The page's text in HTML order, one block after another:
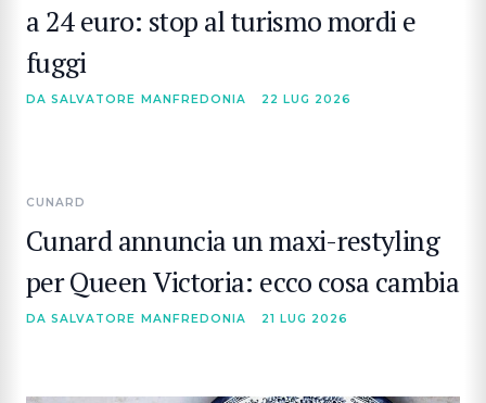
a 24 euro: stop al turismo mordi e
fuggi
DA SALVATORE MANFREDONIA 22 LUG 2026
CUNARD
Cunard annuncia un maxi-restyling
per Queen Victoria: ecco cosa cambia
DA SALVATORE MANFREDONIA 21 LUG 2026